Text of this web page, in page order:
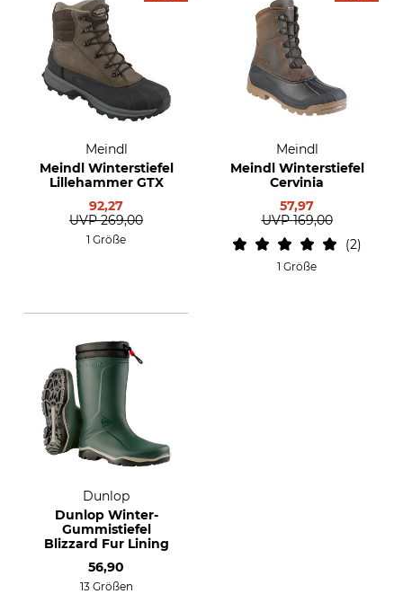
Meindl
Meindl Winterstiefel
Lillehammer GTX
92,27
UVP 269,00
1 Größe
Meindl
Meindl Winterstiefel
Cervinia
57,97
UVP 169,00
2
1 Größe
Dunlop
Dunlop Winter-
Gummistiefel
Blizzard Fur Lining
56,90
13 Größen